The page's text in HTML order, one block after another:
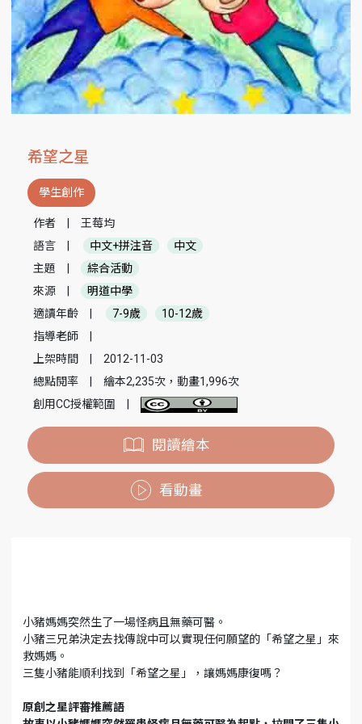
希望之星
學生創作
作者
王莓均
語言
中文+拼注音
中文
主題
綜合活動
來源
明道中學
適讀年齡
7-9歲
10-12歲
指導老師
上架時間
2012-11-03
總點閱率
繪本2,235次，動畫1,996次
創用CC授權範圍
閱讀繪本
看動畫
小豬媽媽突然生了一場怪病且無藥可醫。
小豬三兄弟決定去找傳說中可以實現任何願望的「希望之星」來
救媽媽。
三隻小豬能順利找到「希望之星」，讓媽媽康復嗎？
原創之星評審推薦語